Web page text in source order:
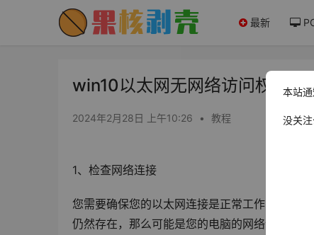
最新
win10以太网无网络访问权限怎
2024年2月28日 上午10:26 • 教程
1、检查网络连接
您需要确保您的以太网连接是正常工作的，您
仍然存在，那么可能是您的电脑的网络设置有问
本站通
没关